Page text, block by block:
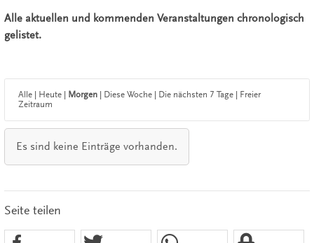
Alle aktuellen und kommenden Veranstaltungen chronologisch
gelistet.
Alle Heute Morgen Diese Woche Die nächsten 7 Tage
Freier
Zeitraum
Es sind keine Einträge vorhanden.
Seite teilen